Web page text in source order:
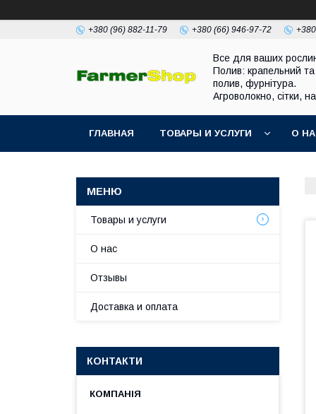
+380 (96) 882-11-79 +380 (66) 946-97-72
Все для ваших
Полив: крапельний та
полив, фурнітура.
Агроволокно, сітки,
ГЛАВНАЯ ТОВАРЫ И УСЛУГИ О
Товары и услуги
О нас
Отзывы
Доставка и оплата
КОНТАКТИ